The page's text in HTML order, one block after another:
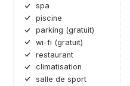
spa
piscine
parking (gratuit)
wi-fi (gratuit)
restaurant
climatisation
salle de sport